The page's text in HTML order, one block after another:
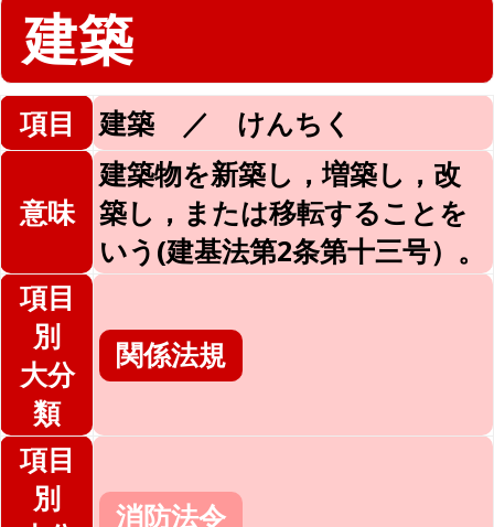
建築
項目 建築 ／ けんちく
意味
建築物を新築し，増築し，改
築し，または移転することを
いう(建基法第2条第十三号）。
項目
別
大分
類
関係法規
項目
別
消防法令